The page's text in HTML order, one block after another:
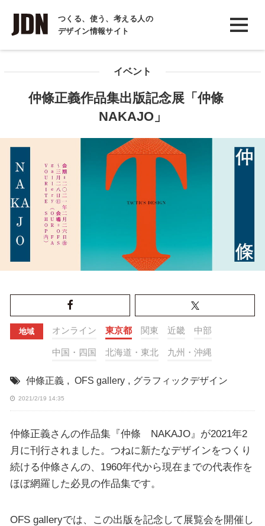
つくる、使う、考える人の
デザイン情報サイト
INTERVIEW
インタビュー
イベント
仲條正義作品集出版記念展「仲條
NAKAJO」
地域 オンライン 東京都 関東 近畿 中部
中国・四国 北海道・東北 九州・沖縄
仲條正義 , OFS gallery , グラフィックデザイン
2021/2/19 14:35
仲條正義さんの作品集『仲條 NAKAJO』が2021年2
月に刊行されました。つねに新たなデザインをつくり
続ける仲條さんの、1960年代から現在までの代表作を
ほぼ網羅した必見の作品集です。
OFS galleryでは、この出版を記念して展覧会を開催し